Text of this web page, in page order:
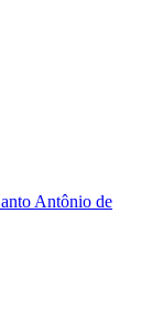
Antônio de